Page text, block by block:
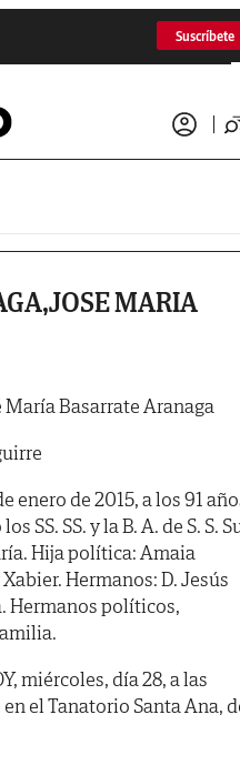
Suscríbete
MARIA
María Basarrate Aranaga
enero de 2015, a los 91
SS. SS. y la B. A. de S. S.
Hija política: Amaia
Hermanos: D. Jesús
Hermanos políticos,
miércoles, día 28, a las
el Tanatorio Santa Ana,